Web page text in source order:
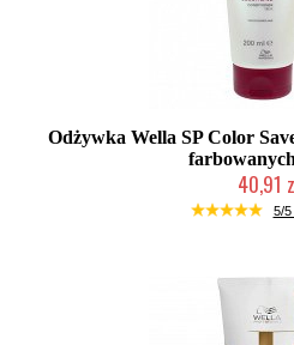
Odżywka Wella SP Color
40,91
Duża ilość 5/5